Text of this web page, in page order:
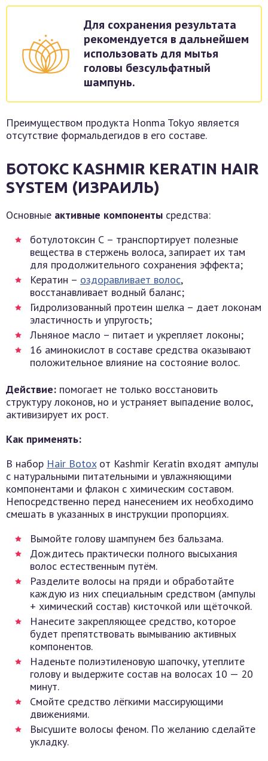
Для сохранения результата
рекомендуется в дальнейшем
использовать для мытья
головы безсульфатный
шампунь.
Преимуществом продукта Honma Tokyo является
отсутствие формальдегидов в его составе.
БОТОКС KASHMIR KERATIN HAIR
SYSTEM (ИЗРАИЛЬ)
Основные активные компоненты средства:
ботулотоксин С – транспортирует полезные
вещества в стержень волоса, запирает их там
для продолжительного сохранения эффекта;
Кератин – оздоравливает волос,
восстанавливает водный баланс;
Гидролизованный протеин шелка – дает локонам
эластичность и упругость;
Льняное масло – питает и укрепляет локоны;
16 аминокислот в составе средства оказывают
положительное влияние на состояние волос.
Действие: помогает не только восстановить
структуру локонов, но и устраняет выпадение волос,
активизирует их рост.
Как применять:
В набор Hair Botoxот Kashmir Keratin входят ампулы
с натуральными питательными и увлажняющими
компонентами и флакон с химическим составом.
Непосредственно перед нанесением их необходимо
смешать в указанных в инструкции пропорциях.
Вымойте голову шампунем без бальзама.
Дождитесь практически полного высыхания
волос естественным путём.
Разделите волосы на пряди и обработайте
каждую из них специальным средством (ампулы
+ химический состав) кисточкой или щёточкой.
Нанесите закрепляющее средство, которое
будет препятствовать вымыванию активных
компонентов.
Наденьте полиэтиленовую шапочку, утеплите
голову и выдержите состав на волосах 10 — 20
минут.
Смойте средство лёгкими массирующими
движениями.
Высушите волосы феном. По желанию сделайте
укладку.